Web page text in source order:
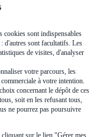
de lit, etc.)
confinés (amiante,
cookies sont indispensables
d'autres sont facultatifs. Les
de visites, d'analyser
votre parcours, les
à votre intention.
concernant le dépôt de ces
soit en les refusant tous,
ne pourrez pas poursuivre
sur le lien "Gérer mes